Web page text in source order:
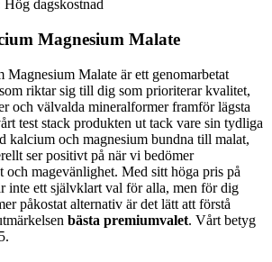
Hög dagskostnad
Magnesium Malate
Magnesium Malate är ett genomarbetat
riktar sig till dig som prioriterar kvalitet,
och välvalda mineralformer framför lägsta
test stack produkten ut tack vare sin tydliga
kalcium och magnesium bundna till malat,
ser positivt på när vi bedömer
magevänlighet. Med sitt höga pris på
inte ett självklart val för alla, men för dig
påkostat alternativ är det lätt att förstå
bästa premiumvalet. Vårt betyg